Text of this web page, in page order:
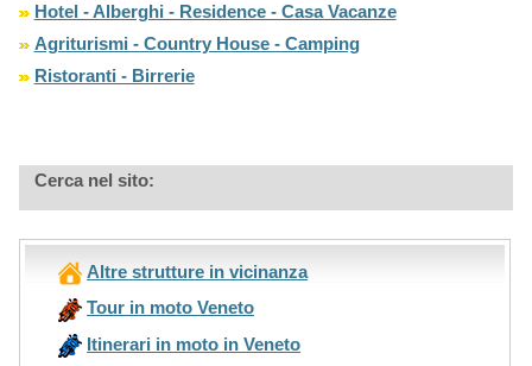
Hotel - Alberghi - Residence - Casa Vacanze
Agriturismi - Country House - Camping
Ristoranti - Birrerie
Cerca nel sito:
Altre strutture in vicinanza
Tour in moto Veneto
Itinerari in moto in Veneto